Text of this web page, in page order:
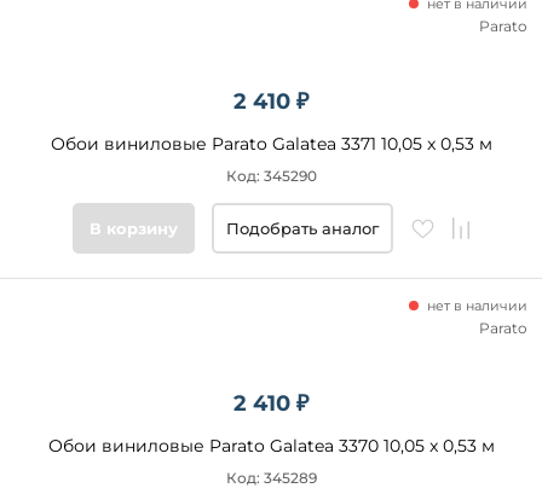
2 410 ₽
Обои виниловые Parato Galatea 3371 10,05 x 0,53 м
нет в наличии
Код: 345290
Parato
В корзину Подобрать аналог
2 410 ₽
Обои виниловые Parato Galatea 3370 10,05 x 0,53 м
нет в наличии
Код: 345289
Parato